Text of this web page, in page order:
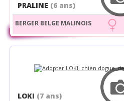
PRALINE (6 ans)
BERGER BELGE MALINOIS
LOKI (7 ans)